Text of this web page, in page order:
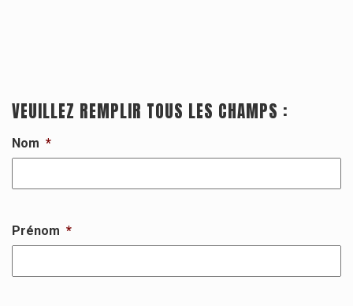
VEUILLEZ REMPLIR TOUS LES CHAMPS :
Nom *
Prénom *